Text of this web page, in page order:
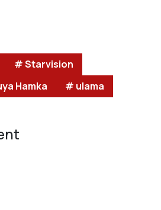
# Starvision
Hamka
# ulama